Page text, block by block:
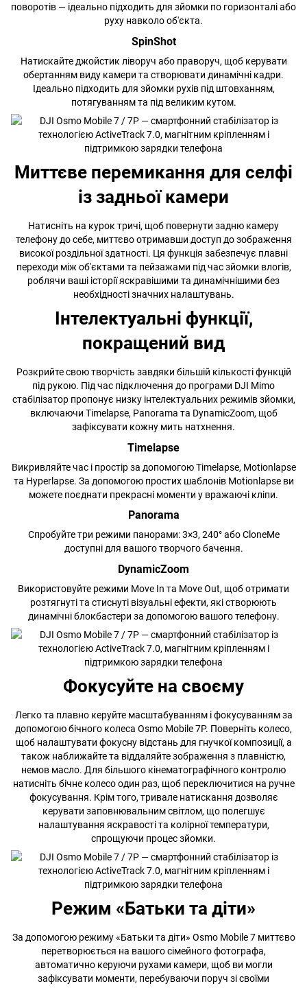
поворотів — ідеально підходить для зйомки по горизонталі або
руху навколо об'єкта.
SpinShot
Натискайте джойстик ліворуч або праворуч, щоб керувати
обертанням виду камери та створювати динамічні кадри.
Ідеально підходить для зйомки рухів під штовханням,
потягуванням та під великим кутом.
Миттєве перемикання для селфі
із задньої камери
Натисніть на курок тричі, щоб повернути задню камеру
телефону до себе, миттєво отримавши доступ до зображення
високої роздільної здатності. Ця функція забезпечує плавні
переходи між об'єктами та пейзажами під час зйомки влогів,
роблячи ваші історії яскравішими та динамічнішими без
необхідності значних налаштувань.
Інтелектуальні функції,
покращений вид
Розкрийте свою творчість завдяки більшій кількості функцій
під рукою. Під час підключення до програми DJI Mimo
стабілізатор пропонує низку інтелектуальних режимів зйомки,
включаючи Timelapse, Panorama та DynamicZoom, щоб
зафіксувати кожну мить натхнення.
Timelapse
Викривляйте час і простір за допомогою Timelapse, Motionlapse
та Hyperlapse. За допомогою простих шаблонів Motionlapse ви
можете поєднати прекрасні моменти у вражаючі кліпи.
Panorama
Спробуйте три режими панорами: 3×3, 240° або CloneMe
доступні для вашого творчого бачення.
DynamicZoom
Використовуйте режими Move In та Move Out, щоб отримати
розтягнуті та стиснуті візуальні ефекти, які створюють
динамічні блокбастери за допомогою вашого телефону.
Фокусуйте на своєму
Легко та плавно керуйте масштабуванням і фокусуванням за
допомогою бічного колеса Osmo Mobile 7P. Поверніть колесо,
щоб налаштувати фокусну відстань для гнучкої композиції, а
також наближайте та віддаляйте зображення з плавністю,
немов масло. Для більшого кінематографічного контролю
натисніть бічне колесо один раз, щоб переключитися на ручне
фокусування. Крім того, тривале натискання дозволяє
керувати заповнювальним світлом, що полегшує
налаштування яскравості та колірної температури,
спрощуючи процес зйомки.
Режим «Батьки та діти»
За допомогою режиму «Батьки та діти» Osmo Mobile 7 миттєво
перетворюється на вашого сімейного фотографа,
автоматично керуючи рухами камери, щоб ви могли
зафіксувати моменти, перебуваючи поруч зі своїми